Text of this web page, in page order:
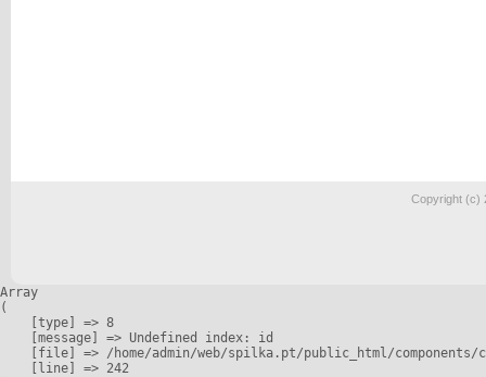
Copyright (c)
Array
(
    [type] => 8
    [message] => Undefined index: id
[file] => /home/admin/web/spilka.pt/public_html/
    [line] => 242